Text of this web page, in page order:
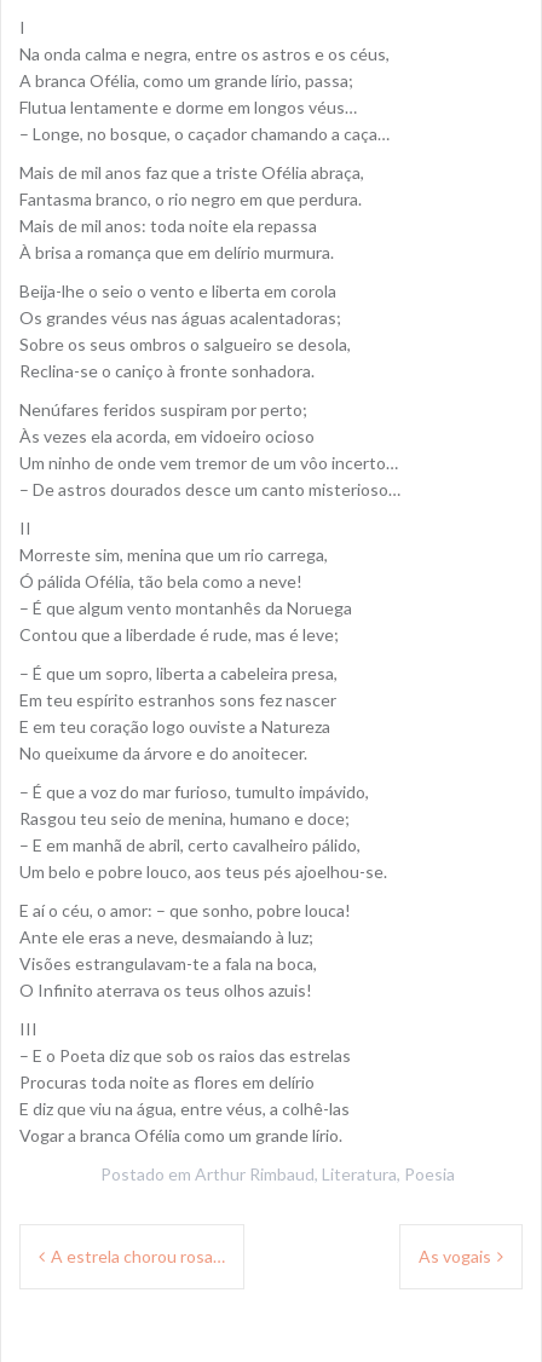
r
I
Na onda calma e negra, entre os astros e os céus,
A branca Ofélia, como um grande lírio, passa;
Flutua lentamente e dorme em longos véus…
– Longe, no bosque, o caçador chamando a caça…
Mais de mil anos faz que a triste Ofélia abraça,
Fantasma branco, o rio negro em que perdura.
Mais de mil anos: toda noite ela repassa
À brisa a romança que em delírio murmura.
Beija-lhe o seio o vento e liberta em corola
Os grandes véus nas águas acalentadoras;
Sobre os seus ombros o salgueiro se desola,
Reclina-se o caniço à fronte sonhadora.
Nenúfares feridos suspiram por perto;
Às vezes ela acorda, em vidoeiro ocioso
Um ninho de onde vem tremor de um vôo incerto…
– De astros dourados desce um canto misterioso…
II
Morreste sim, menina que um rio carrega,
Ó pálida Ofélia, tão bela como a neve!
– É que algum vento montanhês da Noruega
Contou que a liberdade é rude, mas é leve;
– É que um sopro, liberta a cabeleira presa,
Em teu espírito estranhos sons fez nascer
E em teu coração logo ouviste a Natureza
No queixume da árvore e do anoitecer.
– É que a voz do mar furioso, tumulto impávido,
Rasgou teu seio de menina, humano e doce;
– E em manhã de abril, certo cavalheiro pálido,
Um belo e pobre louco, aos teus pés ajoelhou-se.
E aí o céu, o amor: – que sonho, pobre louca!
Ante ele eras a neve, desmaiando à luz;
Visões estrangulavam-te a fala na boca,
O Infinito aterrava os teus olhos azuis!
III
– E o Poeta diz que sob os raios das estrelas
Procuras toda noite as flores em delírio
E diz que viu na água, entre véus, a colhê-las
Vogar a branca Ofélia como um grande lírio.
Postado em Arthur Rimbaud, Literatura, Poesia
Navegação
A estrela chorou rosa… As vogais